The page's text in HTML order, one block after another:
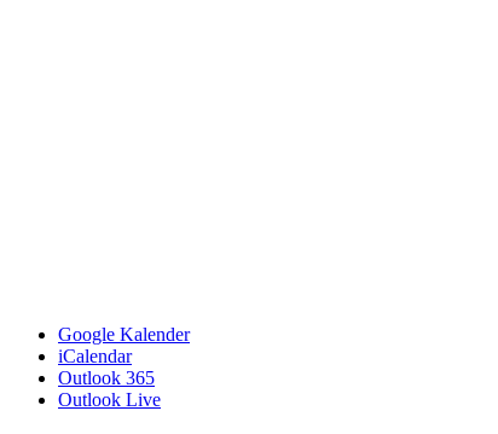
Google Kalender
iCalendar
Outlook 365
Outlook Live